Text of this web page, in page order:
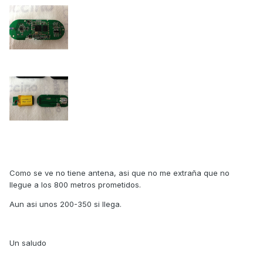
Como se ve no tiene antena, asi que no me extraña que no
llegue a los 800 metros prometidos.
Aun asi unos 200-350 si llega.
Un saludo